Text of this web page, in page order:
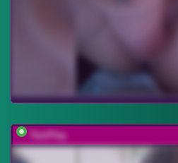
TwoPlay